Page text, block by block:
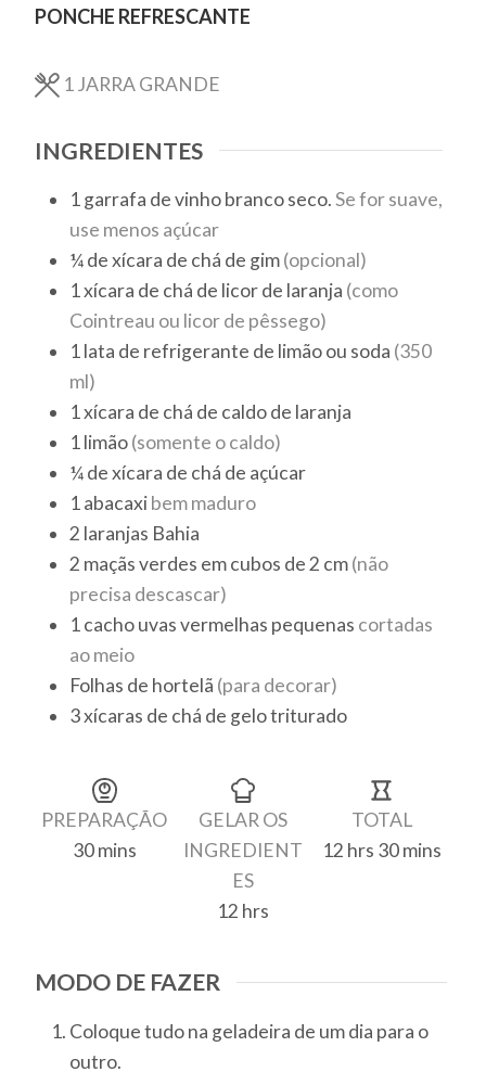
PONCHE REFRESCANTE
1JARRA GRANDE
INGREDIENTES
1garrafa de vinho branco seco. Se for suave,
use menos açúcar
¼de xícara de chá de gim(opcional)
1xícara de chá de licor de laranja (como
Cointreau ou licor de pêssego)
1lata de refrigerante de limão ou soda (350
ml)
1xícara de chá de caldo de laranja
1limão(somente o caldo)
¼de xícara de chá de açúcar
1abacaxibem maduro
2 laranjas Bahia
2 maçãs verdes em cubos de 2 cm(não
precisa descascar)
1cacho uvas vermelhas pequenas cortadas
ao meio
Folhas de hortelã (para decorar)
3xícaras de chá de gelo triturado
PREPARAÇÃO
30minutes
mins
Finalização
GELAR OS
INGREDIENT
ES
12 hours
hrs
TOTAL
12hours
hrs 30minutes
mins
MODO DE FAZER
Coloque tudo na geladeira de um dia para o
outro.